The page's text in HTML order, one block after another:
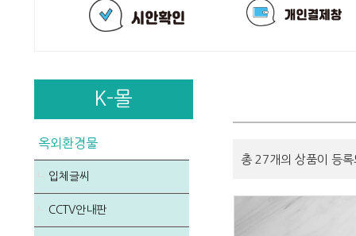
K-몰
옥외환경물
입체글씨
CCTV안내판
총 27개의 상품이 등